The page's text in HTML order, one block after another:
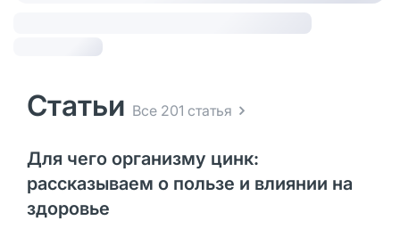
Статьи Все 201 статья
Для чего организму цинк:
рассказываем о пользе и влиянии на
здоровье